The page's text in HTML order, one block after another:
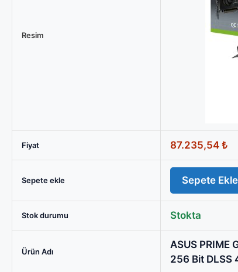
16GB
ASUS
GeForce
5070
Edition
Resim
Fiyat 87.235,54 ₺
Sepete ekle Sepete Ekle
Stok durumu Stokta
Ürün Adı
ASUS PRIME
256 Bit DLSS